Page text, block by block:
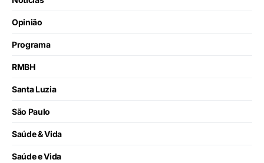
Opinião
Programa
RMBH
Santa Luzia
São Paulo
Saúde & Vida
Saúde e Vida